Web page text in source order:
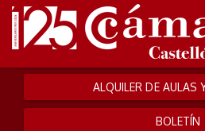
ALQUILER DE AULAS
BOLETÍN